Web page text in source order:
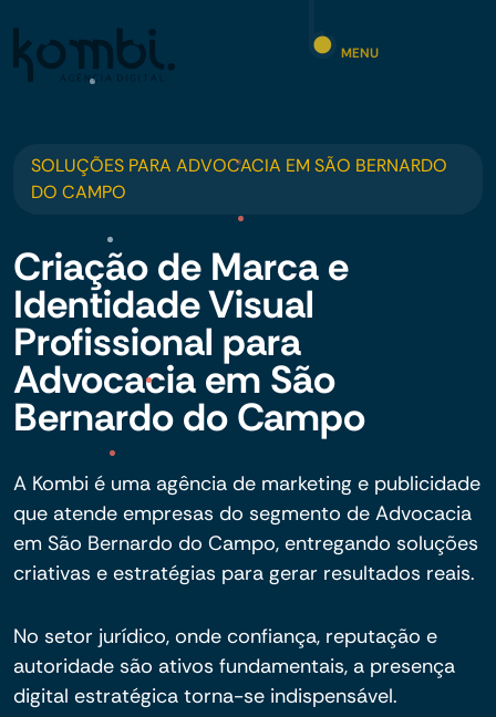
MENU
SOLUÇÕES PARA ADVOCACIA EM SÃO BERNARDO
DO CAMPO
Criação de Marca e
Identidade Visual
Profissional para
Advocacia em São
Bernardo do Campo
A Kombi é uma agência de marketing e publicidade
que atende empresas do segmento de Advocacia
em São Bernardo do Campo, entregando soluções
criativas e estratégias para gerar resultados reais.
No setor jurídico, onde confiança, reputação e
autoridade são ativos fundamentais, a presença
digital estratégica torna-se indispensável.